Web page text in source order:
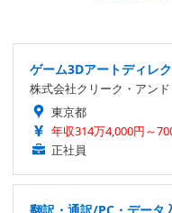
ゲーム3Dアートディレ
株式会社クリーク・アン
東京都
年収314万4,000円～
正社員